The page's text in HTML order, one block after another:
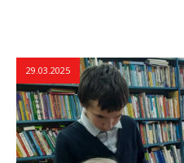
29.03.2025